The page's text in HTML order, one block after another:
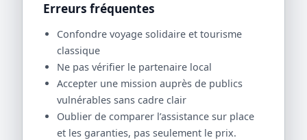
Erreurs fréquentes
Confondre voyage solidaire et tourisme
classique
Ne pas vérifier le partenaire local
Accepter une mission auprès de publics
vulnérables sans cadre clair
Oublier de comparer l’assistance sur place
et les garanties, pas seulement le prix.